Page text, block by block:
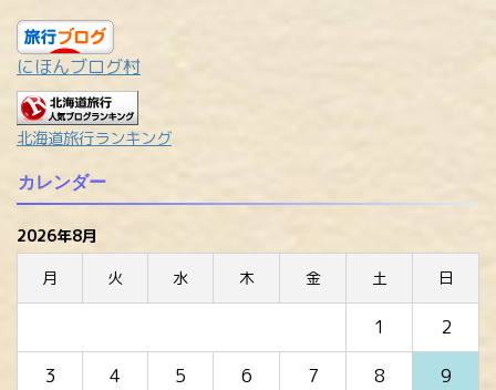
にほんブログ村
北海道旅行ランキング
カレンダー
2026年8月
月
火 水 木 金 土 日
1
2
3
4 5 6 7 8
9